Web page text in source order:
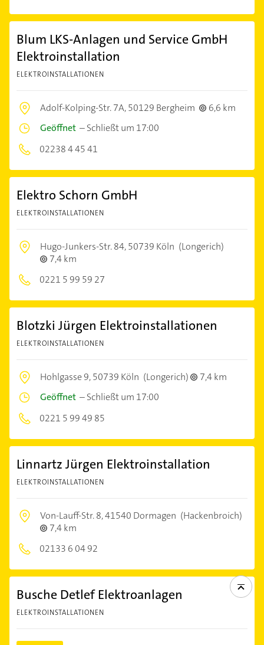
Blum LKS-Anlagen und Service GmbH
Elektroinstallation
ELEKTROINSTALLATIONEN
Adolf-Kolping-Str. 7A,50129 Bergheim
6,6 km
Geöffnet –Schließt um 17:00
02238 4 45 41
Elektro Schorn GmbH
ELEKTROINSTALLATIONEN
Hugo-Junkers-Str. 84,50739 Köln (Longerich)
7,4 km
0221 5 99 59 27
Blotzki Jürgen Elektroinstallationen
ELEKTROINSTALLATIONEN
Hohlgasse 9,50739 Köln (Longerich)
7,4 km
Geöffnet –Schließt um 17:00
0221 5 99 49 85
Linnartz Jürgen Elektroinstallation
ELEKTROINSTALLATIONEN
Von-Lauff-Str. 8,41540 Dormagen (Hackenbroich)
7,4 km
02133 6 04 92
Busche Detlef Elektroanlagen
ELEKTROINSTALLATIONEN